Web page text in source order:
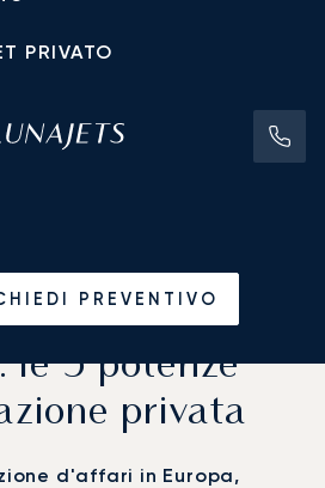
PRIVATO
PREVENTIVO
le 5 potenze
privata
d'affari in Europa,